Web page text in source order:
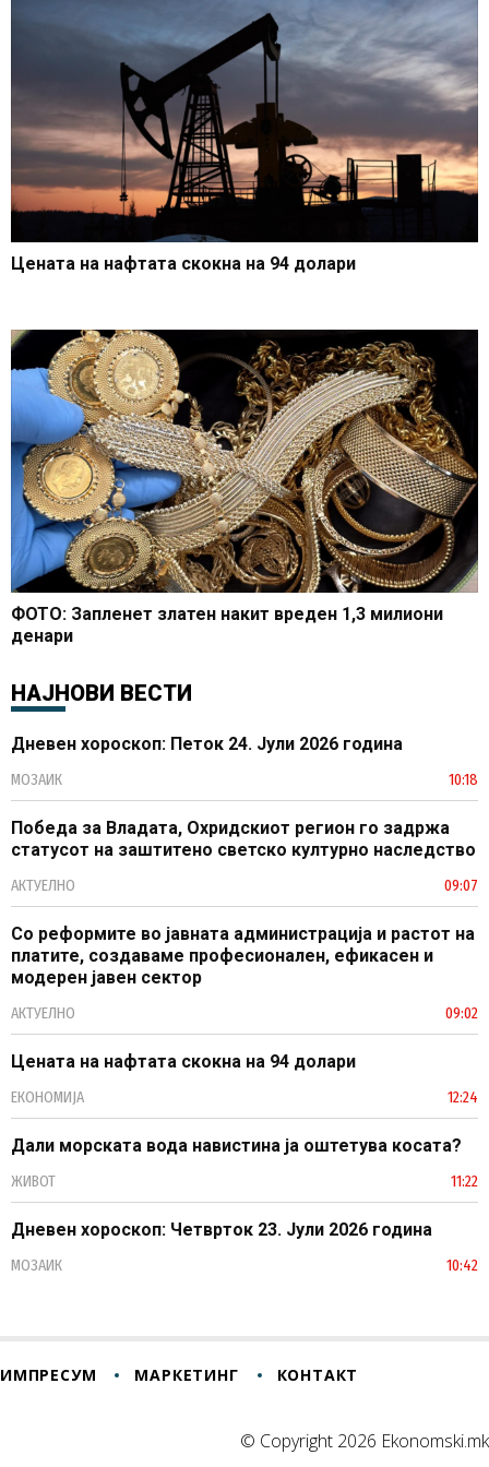
Цената на нафтата скокна на 94 долари
ФОТО: Запленет златен накит вреден 1,3 милиони
денари
НАЈНОВИ ВЕСТИ
Дневен хороскоп: Петок 24. Јули 2026 година
МОЗАИК 10:18
Победа за Владата, Охридскиот регион го задржа
статусот на заштитено светско културно наследство
АКТУЕЛНО 09:07
Со реформите во јавната администрација и растот на
платите, создаваме професионален, ефикасен и
модерен јавен сектор
АКТУЕЛНО 09:02
Цената на нафтата скокна на 94 долари
ЕКОНОМИЈА 12:24
Дали морската вода навистина ја оштетува косата?
ЖИВОТ 11:22
Дневен хороскоп: Четврток 23. Јули 2026 година
МОЗАИК 10:42
ИМПРЕСУМ МАРКЕТИНГ КОНТАКТ
© Copyright 2026 Ekonomski.mk